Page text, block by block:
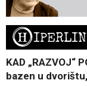
H
KAD „RAZVOJ“
bazen u